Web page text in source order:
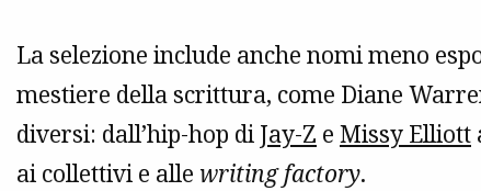
La selezione include anche nomi meno
mestiere della scrittura, come Diane
diversi: dall’hip-hop di Jay-Z e Missy Elliott
ai collettivi e alle writing factory.